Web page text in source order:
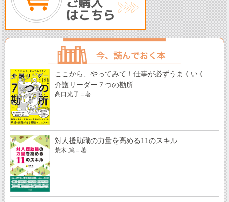
ここから、やってみて！仕事が必ずうまくいく
介護リーダー７つの勘所
髙口光子＝著
対人援助職の力量を高める11のスキル
荒木 篤＝著